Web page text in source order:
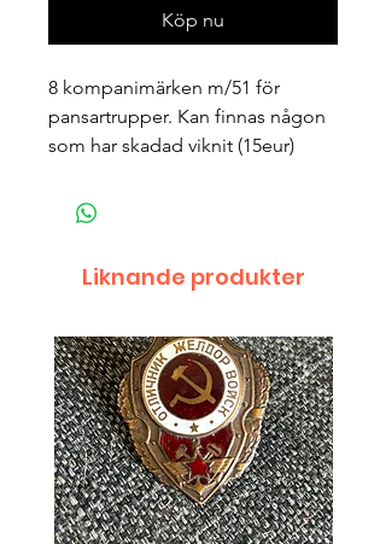
Köp nu
8 kompanimärken m/51 för
pansartrupper. Kan finnas någon
som har skadad viknit (15eur)
Liknande produkter